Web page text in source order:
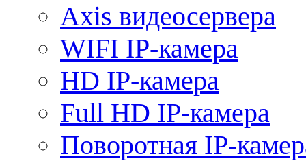
Axis видеосервера
WIFI IP-камера
HD IP-камера
Full HD IP-камера
Поворотная IP-